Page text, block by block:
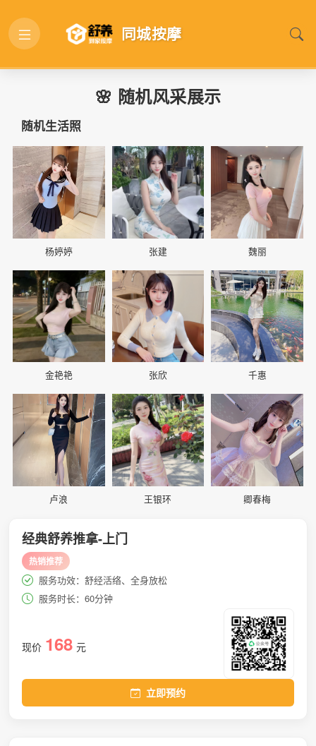
同城按摩
🌸 随机风采展示
随机生活照
📷
杨婷婷
📷
张建
📷
魏丽
📷
金艳艳
📷
张欣
📷
千惠
📷
卢浪
📷
王银环
📷
卿春梅
经典舒养推拿-上门
热销推荐
服务功效：舒经活络、全身放松
服务时长：60分钟
现价 168 元
立即预约